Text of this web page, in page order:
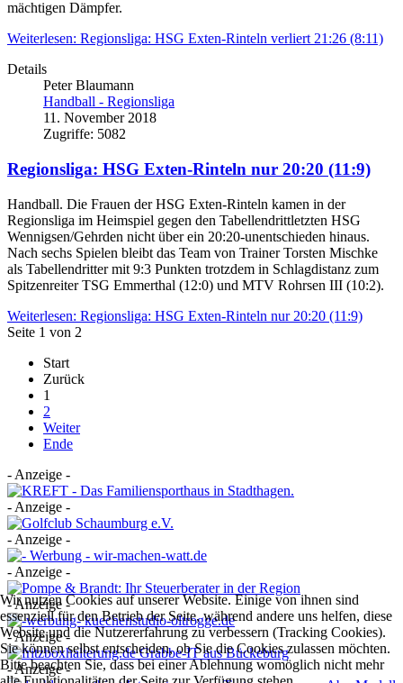
mächtigen Dämpfer.
Weiterlesen: Regionsliga: HSG Exten-Rinteln verliert 21:26 (8:11)
Details
Peter Blaumann
Handball - Regionsliga
11. November 2018
Zugriffe: 5082
Regionsliga: HSG Exten-Rinteln nur 20:20 (11:9)
Handball. Die Frauen der HSG Exten-Rinteln kamen in der
Regionsliga im Heimspiel gegen den Tabellendrittletzten HSG
Wennigsen/Gehrden nicht über ein 20:20-unentschieden hinaus.
Nach sechs Spielen bleibt das Team von Trainer Torsten Mischke
als Tabellendritter mit 9:3 Punkten trotzdem in Schlagdistanz zum
Spitzenreiter TSG Emmerthal (12:0) und MTV Rohrsen III (10:2).
Weiterlesen: Regionsliga: HSG Exten-Rinteln nur 20:20 (11:9)
Seite 1 von 2
Start
Zurück
1
2
Weiter
Ende
- Anzeige -
- Anzeige -
- Anzeige -
- Anzeige -
- Anzeige -
- Anzeige -
- Anzeige -
Wir nutzen Cookies auf unserer Website. Einige von ihnen sind
essenziell für den Betrieb der Seite, während andere uns helfen, diese
Website und die Nutzererfahrung zu verbessern (Tracking Cookies).
Sie können selbst entscheiden, ob Sie die Cookies zulassen möchten.
Bitte beachten Sie, dass bei einer Ablehnung womöglich nicht mehr